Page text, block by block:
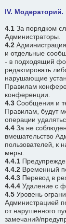
IV. Модераторий.
4.1 За порядком
Администраторы.
4.2
и отдельные
- в подходящий
редактировать
нарушающие
Правилам
конференции.
4.3 Сообщения и
Правилам, будут
операции
4.4 За не
вмешательство
пользователей, к
меры:
4.4.1
4.4.2 Временный
4.4.3 Перевод в
4.4.4 Удаление с
4.5 Уровень
Администрацией
от нарушенного
замечаний/